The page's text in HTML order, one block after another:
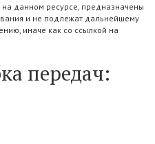
данном ресурсе, предназначены
и не подлежат дальнейшему
иначе как со ссылкой на
передач: